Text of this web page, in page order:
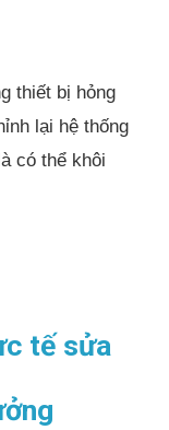
thiết bị hỏng
lại hệ thống
có thể khôi
tế sửa